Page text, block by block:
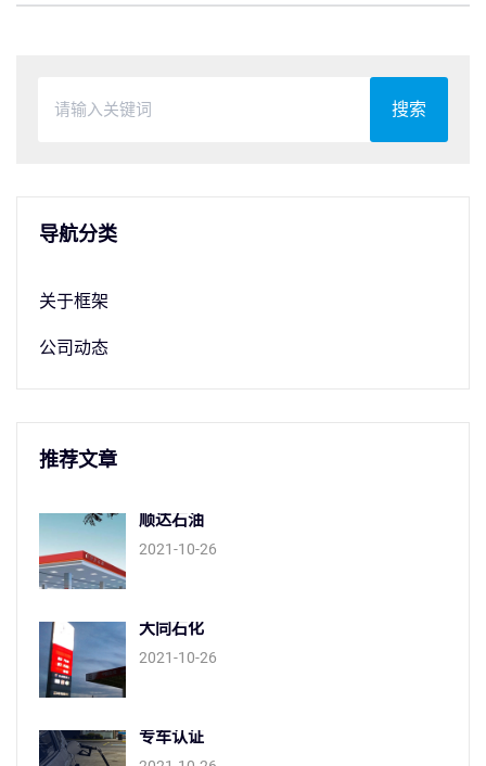
搜索
导航分类
关于框架
公司动态
推荐文章
顺达石油
2021-10-26
大同石化
2021-10-26
专车认证